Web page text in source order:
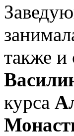
также и
курса